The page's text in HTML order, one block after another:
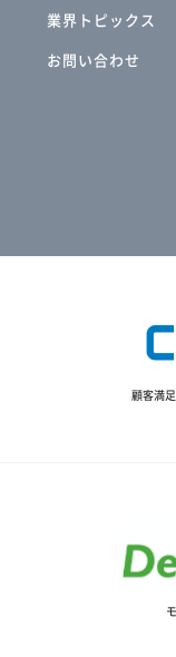
業界トピックス
お問い合わせ
顧客満